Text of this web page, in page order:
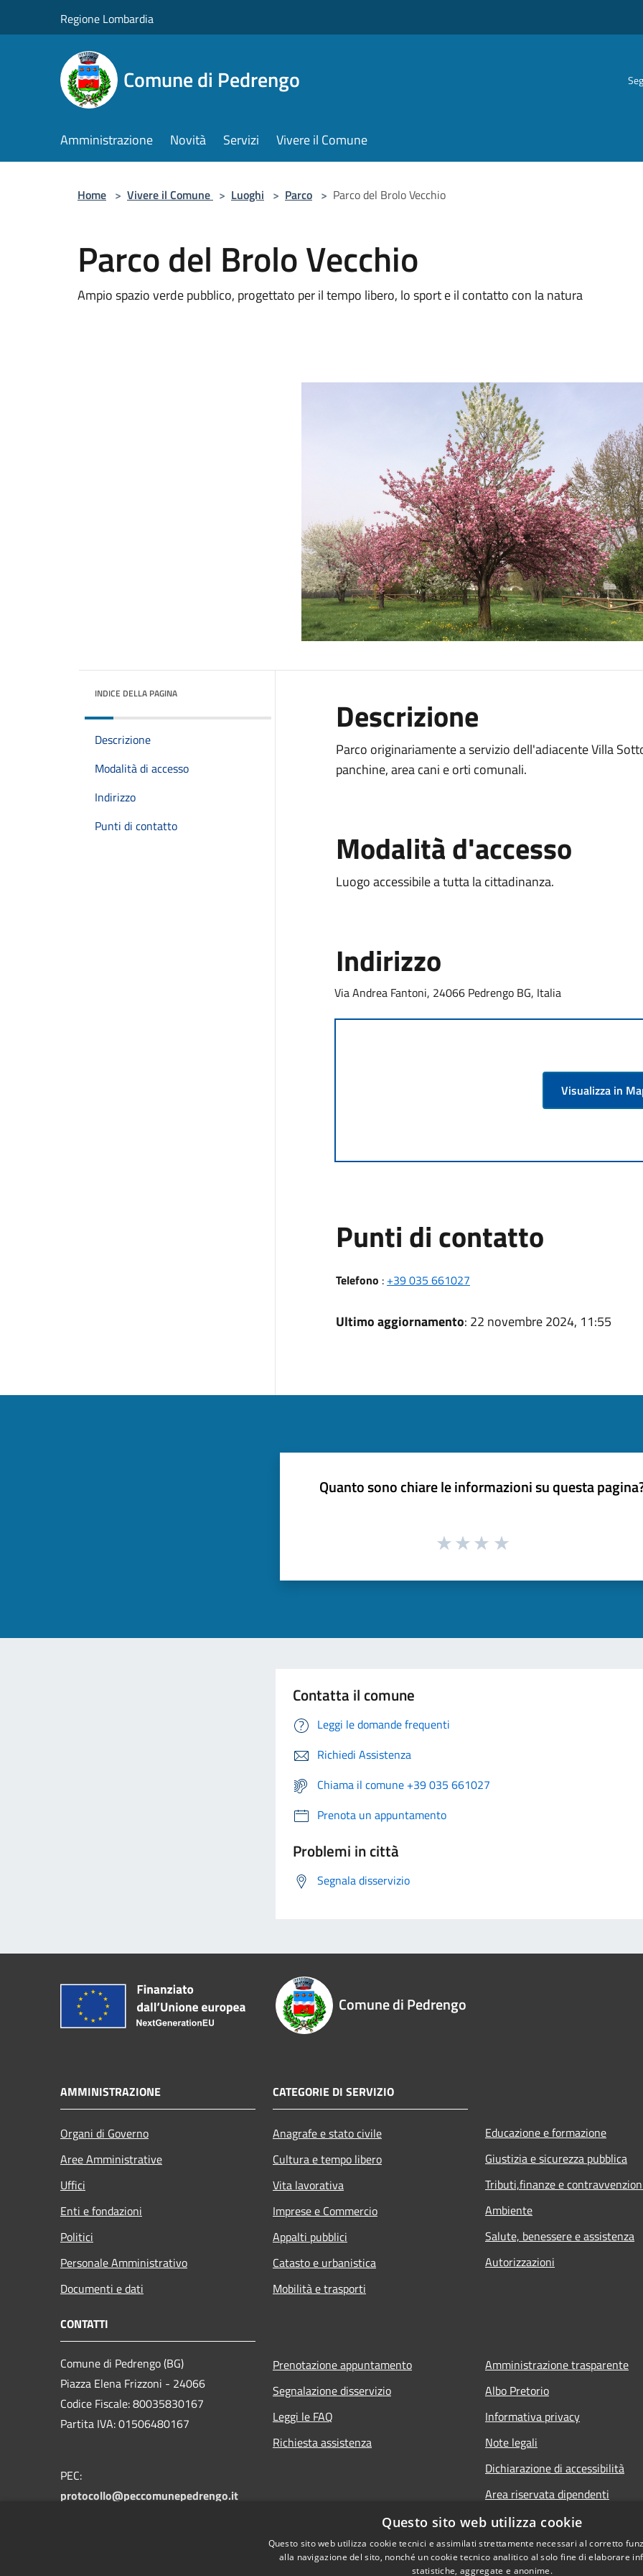
Regione Lombardia
Comune di Pedrengo
Amministrazione Novità Servizi Vivere il Comune
Home > Vivere il Comune > Luoghi > Parco > Parco del Brolo Vecchio
Parco del Brolo Vecchio
Ampio spazio verde pubblico, progettato per il tempo libero, lo sport e il contatto con la natura
INDICE DELLA PAGINA
Descrizione
Modalità di accesso
Indirizzo
Punti di contatto
Descrizione
Parco originariamente a servizio dell'adiacente Villa
panchine, area cani e orti comunali.
Modalità d'accesso
Luogo accessibile a tutta la cittadinanza.
Indirizzo
Via Andrea Fantoni, 24066 Pedrengo BG, Italia
Visualizza in
Punti di contatto
Telefono : +39 035 661027
Ultimo aggiornamento: 22 novembre 2024, 11:55
Quanto sono chiare le informazioni su questa
Contatta il comune
Leggi le domande frequenti
Richiedi Assistenza
Chiama il comune +39 035 661027
Prenota un appuntamento
Problemi in città
Segnala disservizio
Comune di Pedrengo
AMMINISTRAZIONE
Organi di Governo
Aree Amministrative
Uffici
Enti e fondazioni
Politici
Personale Amministrativo
Documenti e dati
CATEGORIE DI SERVIZIO
Anagrafe e stato civile
Cultura e tempo libero
Vita lavorativa
Imprese e Commercio
Appalti pubblici
Catasto e urbanistica
Mobilità e trasporti
Educazione e formazione
Giustizia e sicurezza pubblica
Tributi,finanze e
Ambiente
Salute, benessere e assistenza
Autorizzazioni
CONTATTI
Comune di Pedrengo (BG)
Piazza Elena Frizzoni - 24066
Codice Fiscale: 80035830167
Partita IVA: 01506480167
PEC:
protocollo@peccomunepedrengo.it
Prenotazione appuntamento
Segnalazione disservizio
Leggi le FAQ
Richiesta assistenza
Amministrazione trasparente
Albo Pretorio
Informativa privacy
Note legali
Dichiarazione di accessibilità
Area riservata dipendenti
Questo sito web utilizza cookie
Questo sito web utilizza cookie tecnici e assimilati strettamente necessari al corretto
alla navigazione del sito, nonché un cookie tecnico analitico al solo fine di elaborare
statistiche, aggregate e anonime.